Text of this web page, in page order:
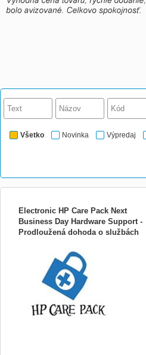
Všetko Novinka Výpredaj
Electronic HP Care Pack Next
Business Day Hardware Support -
Prodloužená dohoda o službách
CarePack - Oprava u zákazníka
následující pracovní den, 3 roky (U6578E)
HP CarePack typu Next Business Day
(NBD) Onsite - Odezva následující
pracovní den s opravou u zákazníka. •